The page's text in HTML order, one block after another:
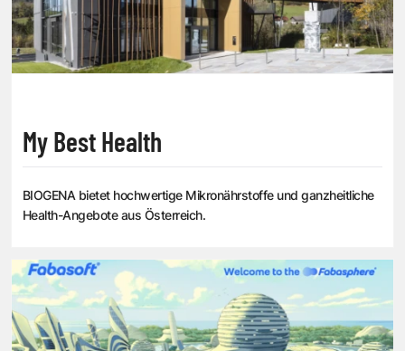
My Best Health
BIOGENA bietet hochwertige Mikronährstoffe und ganzheitliche
Health-Angebote aus Österreich.